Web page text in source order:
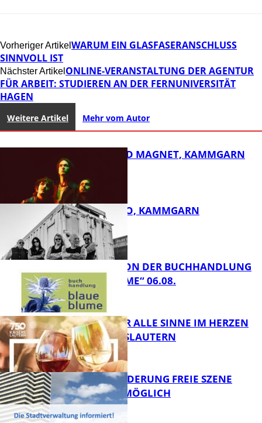
Vorheriger Artikel WARUM EIN GLASFASERANSCHLUSS
SINNVOLL IST
Nächster Artikel ONLINE-VERANSTALTUNG DER AGENTUR
FÜR ARBEIT: STUDIEREN AN DER FERNUNIVERSITÄT
HAGEN
Weitere Artikel Mehr vom Autor
FB Kultur
DIRTY SOUND MAGNET, KAMMGARN
ROSE TATTOO, KAMMGARN
FB Kultur
LESETIPPS VON DER BUCHHANDLUNG
„BLAUE BLUME“ 06.08.
FB Kultur
GENÜSSE FÜR ALLE SINNE IM HERZEN
VON KAISERSLAUTERN
PROJEKTFÖRDERUNG FREIE SZENE
WEITERHIN MÖGLICH